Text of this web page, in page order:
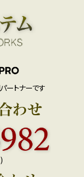
ートナーです